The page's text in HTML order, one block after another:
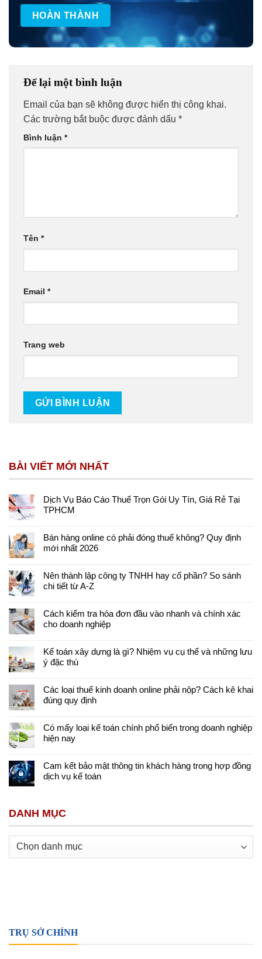
Để lại một bình luận
Email của bạn sẽ không được hiển thị công khai.
Các trường bắt buộc được đánh dấu *
Bình luận *
Tên *
Email *
Trang web
BÀI VIẾT MỚI NHẤT
Dịch Vụ Báo Cáo Thuế Trọn Gói Uy Tín, Giá Rẻ Tại
TPHCM
Bán hàng online có phải đóng thuế không? Quy định
mới nhất 2026
Nên thành lập công ty TNHH hay cổ phần? So sánh
chi tiết từ A-Z
Cách kiểm tra hóa đơn đầu vào nhanh và chính xác
cho doanh nghiệp
Kế toán xây dựng là gì? Nhiệm vụ cụ thể và những lưu
ý đặc thù
Các loại thuế kinh doanh online phải nộp? Cách kê khai
đúng quy định
Có mấy loại kế toán chính phổ biến trong doanh nghiệp
hiện nay
Cam kết bảo mật thông tin khách hàng trong hợp đồng
dịch vụ kế toán
DANH MỤC
Danh
TRỤ SỞ CHÍNH